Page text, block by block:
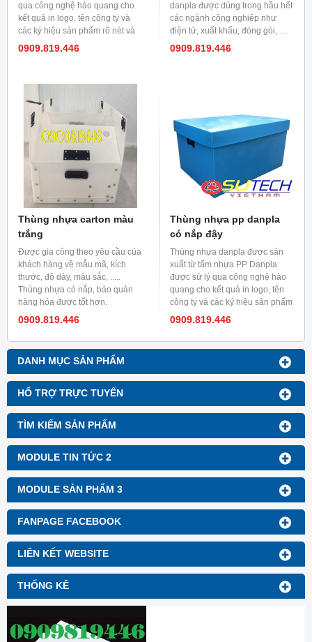
DANH MỤC SẢN PHẨM
HỔ TRỢ TRỰC TUYẾN
TÌM KIẾM SẢN PHẨM
MODULE TIN TỨC 2
MODULE SẢN PHẨM 3
FANPAGE FACEBOOK
LIÊN KẾT WEBSITE
THỐNG KÊ
qua công nghệ hào quang cho
kết quả in logo, tên công ty và
các ký hiệu sản phẩm rõ nét và
nổi bật.
0909.819.446
danpla được dùng trong hầu hết
các ngành công nghiệp như
điện tử, xuất khẩu, đóng gói, …
Hộp đựng hàng với kiểu lắp ráp
0909.819.446
Thùng nhựa carton màu
trắng
Được gia công theo yêu cầu của
khách hàng về mẫu mã, kích
thước, độ dày, màu sắc, .....
Thùng nhựa có nắp, bảo quản
hàng hóa được tốt hơn.
0909.819.446
Thùng nhựa pp danpla
có nắp đậy
Thùng nhựa danpla được sản
xuất từ tấm nhựa PP Danpla
được sử lý qua công nghệ hào
quang cho kết quả in logo, tên
công ty và các ký hiệu sản phẩm
rõ nét và nổi bật.
0909.819.446